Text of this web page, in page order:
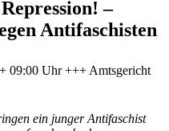
–
Antifaschisten
09:00 Uhr +++ Amtsgericht
ein junger Antifaschist